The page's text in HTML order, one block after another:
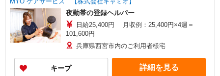
夜勤帯の登録ヘルパー
日給25,400円 月収例：25,400円×4週＝
101,600円
兵庫県西宮市内のご利用者様宅
キープ 詳細を見る